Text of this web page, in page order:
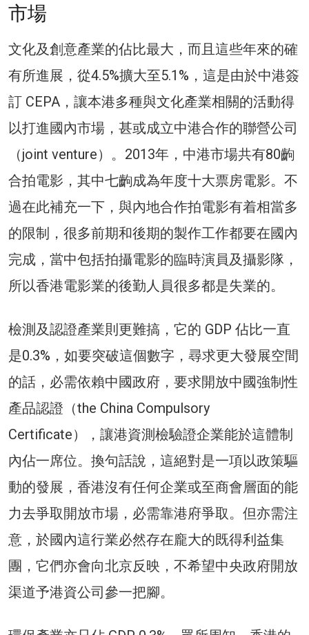
市場
文化及創意產業的佔比最大，而且這些年來的確
有所進展，從4.5%擴大至5.1%，這是由於中港簽
訂 CEPA，讓本港多種與文化產業相關的活動得
以打進國內市場，甚或成立中港合作的聯營公司
（joint venture）。2013年，中港市場共有80齣
合拍電影，其中七齣成為年度十大票房電影。不
過在此補充一下，與內地合作拍電影有着相當多
的限制，很多前期和後期的製作工作都要在國內
完成，當中包括拍攝電影的臨時演員及攝影隊，
所以香港電影業的後勤人員很多都是失業的。
檢測及認證產業則更難搞，它的 GDP 佔比一直
是0.3%，如要突破這個數字，尋求更大發展空間
的話，必需依賴中國政府，要求開放中國強制性
產品認證（the China Compulsory
Certificate），讓港資測檢驗證企業能於這體制
內佔一席位。換句話說，這絕對是一項以政策驅
動的發展，香港沒有任何企業或至商會層面的能
力去爭取開放市場，必需靠港府爭取。但亦需注
意，於國內這行業必然存在龐大的既得利益集
團，它們亦會向北京反映，不希望中央政府開放
渠道予港資公司參一把腳。